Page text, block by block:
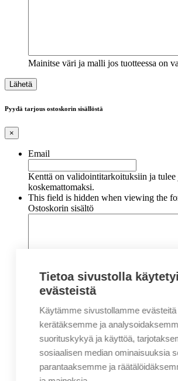
Mainitse väri ja malli jos tuotteessa on
Pyydä tarjous ostoskorin sisällöstä
×
Email
Kenttä on validointitarkoituksiin ja tulee
koskemattomaksi.
This field is hidden when viewing the
Ostoskorin sisältö
Nimi*
Etunimi
Sukunimi
Sähköposti*
Tietoa sivustolla
evästeistä
Käytämme sivustollamme evästeitä
kerätäksemme ja
suorituskykyä ja käyttöä,
sosiaalisen median ominaisuuksia
parantaaksemme ja